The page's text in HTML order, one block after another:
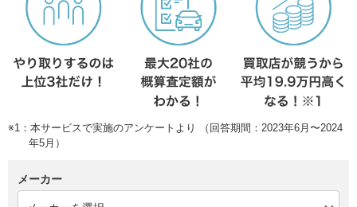
※1：本サービスで実施のアンケートより （回答期間：2023年6月〜2024
年5月）
メーカー